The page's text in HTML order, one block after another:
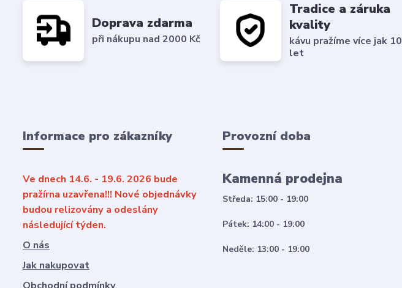
Doprava zdarma
při nákupu nad 2000 Kč
Tradice a záruka
kvality
kávu pražíme více jak 10
let
Informace pro zákazníky
Ve dnech 14.6. - 19.6. 2026 bude
pražírna uzavřena!!! Nové objednávky
budou relizovány a odeslány
následující týden.
O nás
Jak nakupovat
Obchodní podmínky
Provozní doba
Kamenná prodejna
Středa: 15:00 - 19:00
Pátek: 14:00 - 19:00
Neděle: 13:00 - 19:00